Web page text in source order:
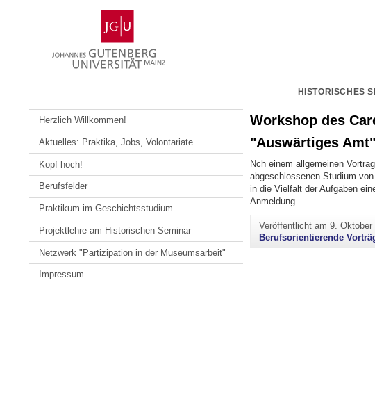
Gutenberg-
Universität
Mainz
HISTORISCHES
Herzlich Willkommen!
Aktuelles: Praktika, Jobs, Volontariate
Kopf hoch!
Berufsfelder
Praktikum im Geschichtsstudium
Projektlehre am Historischen Seminar
Netzwerk "Partizipation in der Museumsarbeit"
Impressum
Workshop des
"Auswärtiges
Nch einem allgemeinen
abgeschlossenen Studium
in die Vielfalt der Aufgaben
Anmeldung
Veröffentlicht am9. Oktober
Berufsorientierende